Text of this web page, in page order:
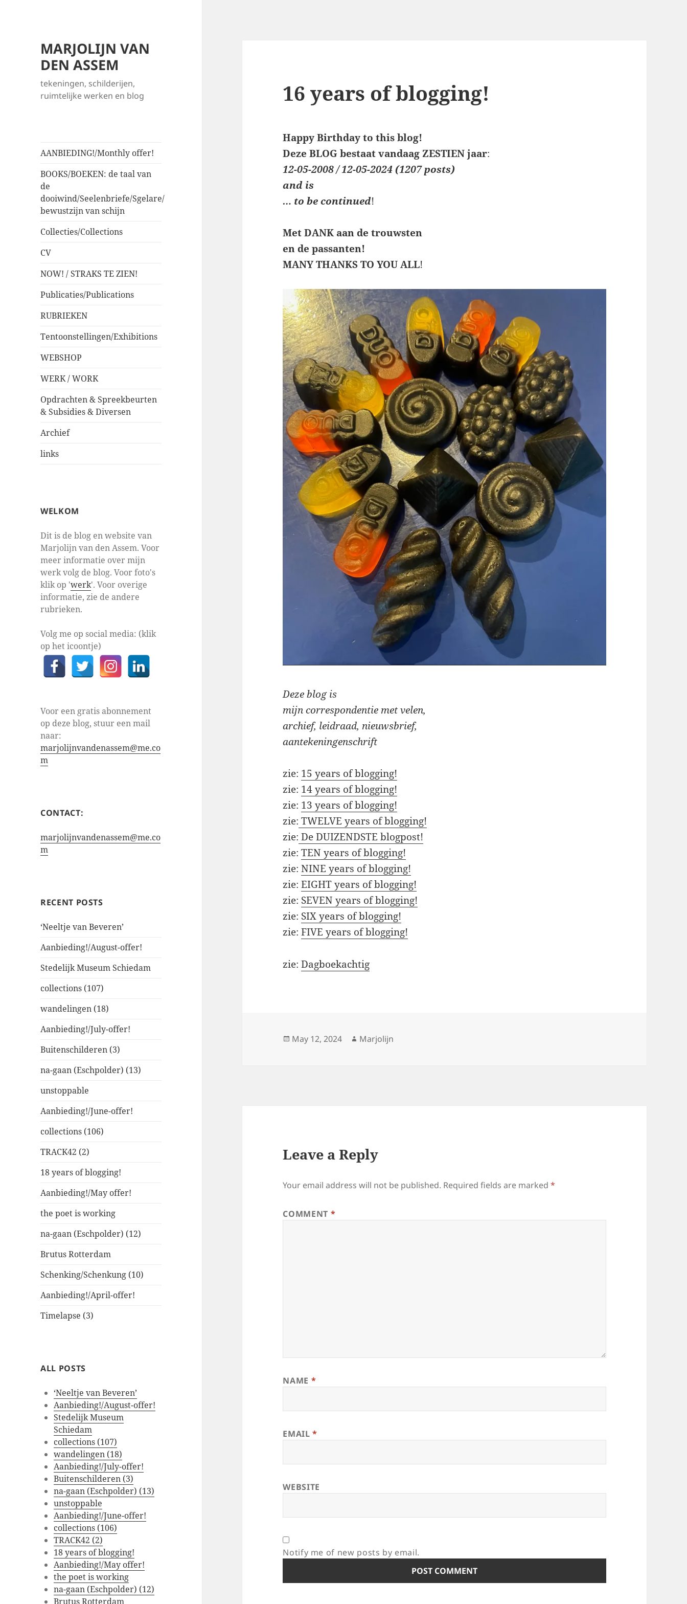
MARJOLIJN VAN
DEN ASSEM
tekeningen, schilderijen,
ruimtelijke werken en blog
AANBIEDING!/Monthly offer!
BOOKS/BOEKEN: de taal van
de
dooiwind/Seelenbriefe/Sgelare/
bewustzijn van schijn
Collecties/Collections
CV
NOW! / STRAKS TE ZIEN!
Publicaties/Publications
RUBRIEKEN
Tentoonstellingen/Exhibitions
WEBSHOP
WERK / WORK
Opdrachten & Spreekbeurten
& Subsidies & Diversen
Archief
links
WELKOM
Dit is de blog en website van
Marjolijn van den Assem. Voor
meer informatie over mijn
werk volg de blog. Voor foto's
klik op 'werk'. Voor overige
informatie, zie de andere
rubrieken.
Volg me op social media: (klik
op het icoontje)
Voor een gratis abonnement
op deze blog, stuur een mail
naar:
marjolijnvandenassem@me.co
m
CONTACT:
marjolijnvandenassem@me.co
m
RECENT POSTS
‘Neeltje van Beveren’
Aanbieding!/August-offer!
Stedelijk Museum Schiedam
collections (107)
wandelingen (18)
Aanbieding!/July-offer!
Buitenschilderen (3)
na-gaan (Eschpolder) (13)
unstoppable
Aanbieding!/June-offer!
collections (106)
TRACK42 (2)
18 years of blogging!
Aanbieding!/May offer!
the poet is working
na-gaan (Eschpolder) (12)
Brutus Rotterdam
Schenking/Schenkung (10)
Aanbieding!/April-offer!
Timelapse (3)
ALL POSTS
‘Neeltje van Beveren’
Aanbieding!/August-offer!
Stedelijk Museum
Schiedam
collections (107)
wandelingen (18)
Aanbieding!/July-offer!
Buitenschilderen (3)
na-gaan (Eschpolder) (13)
unstoppable
Aanbieding!/June-offer!
collections (106)
TRACK42 (2)
18 years of blogging!
Aanbieding!/May offer!
the poet is working
na-gaan (Eschpolder) (12)
Brutus Rotterdam
16 years of blogging!
Happy Birthday to this blog!
Deze BLOG bestaat vandaag ZESTIEN jaar:
12-05-2008 / 12-05-2024 (1207 posts)
and is
… to be continued!
Met DANK aan de trouwsten
en de passanten!
MANY THANKS TO YOU ALL!
Deze blog is
mijn correspondentie met velen,
archief, leidraad, nieuwsbrief,
aantekeningenschrift
zie: 15 years of blogging!
zie: 14 years of blogging!
zie: 13 years of blogging!
zie: TWELVE years of blogging!
zie: De DUIZENDSTE blogpost!
zie:TEN years of blogging!
zie:NINE years of blogging!
zie:EIGHT years of blogging!
zie: SEVEN years of blogging!
zie: SIX years of blogging!
zie:FIVE years of blogging!
zie:Dagboekachtig
Posted
May 12, 2024 Author
Marjolijn
Leave a Reply
Your email address will not be published. Required fields are marked*
COMMENT *
NAME *
EMAIL*
WEBSITE
Notify me of new posts by email.